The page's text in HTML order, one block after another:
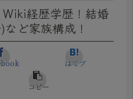
Wiki経歴学歴！結婚
ど家族構成！
はてブ
コピー